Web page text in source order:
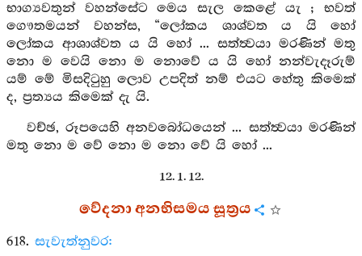
භාග්‍යවතුන් වහන්සේට මෙය සැල කෙළේ යැ ; භවත්
ගෞතමයන් වහන්ස, “ලෝකය ශාශ්වත ය යි හෝ
ලෝකය ආශාශ්වත ය යි හෝ ... සත්ත්‍වයා මරණින් මතු
නො ම වෙයි නො ම නොවේ ය යි හෝ නන්වැදෑරුම්
යම් මේ මිසදිටුහු ලොව උපදිත් නම් එයට හේතු කිමෙක්
ද, ප්‍රත්‍යය කිමෙක් දැ යි.
වච්ඡ, රූපයෙහි අනවබෝධයෙන් ... සත්ත්‍වයා මරණින්
මතු නො ම වේ නො ම නො වේ යි හෝ ...
12. 1. 12.
වේදනා අනභිසමය සූත්‍රය
618. සැවැත්නුවර: